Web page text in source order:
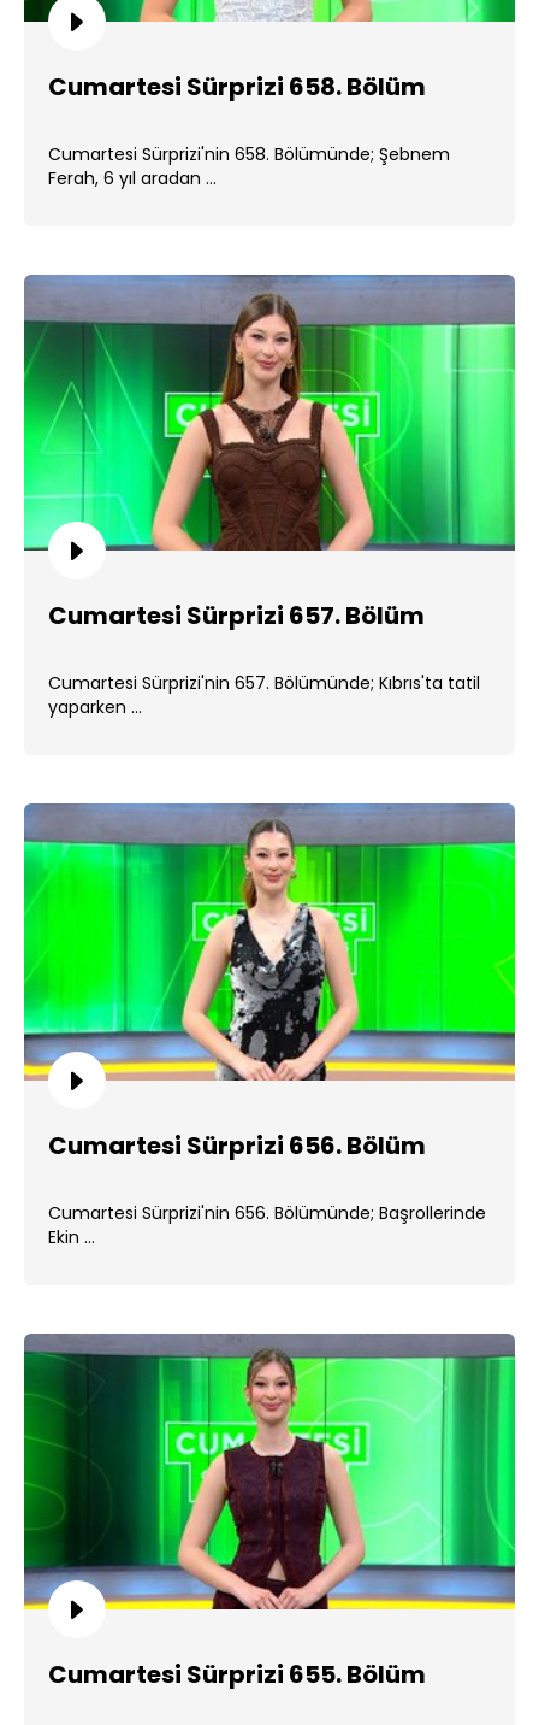
Cumartesi Sürprizi 658. Bölüm
Cumartesi Sürprizi'nin 658. Bölümünde; Şebnem
Ferah, 6 yıl aradan ...
Cumartesi Sürprizi 657. Bölüm
Cumartesi Sürprizi'nin 657. Bölümünde; Kıbrıs'ta tatil
yaparken ...
Cumartesi Sürprizi 656. Bölüm
Cumartesi Sürprizi'nin 656. Bölümünde; Başrollerinde
Ekin ...
Cumartesi Sürprizi 655. Bölüm